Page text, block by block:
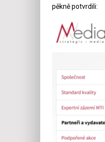
pěkně potvrdili: